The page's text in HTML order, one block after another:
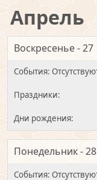
Апрель
Воскресенье - 27
Понедельник - 28